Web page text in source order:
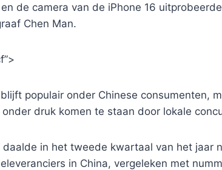
de camera van de iPhone 16
Chen Man.
populair onder Chinese consumenten,
druk komen te staan ​​door lokale
in het tweede kwartaal van het jaar
in China, vergeleken met